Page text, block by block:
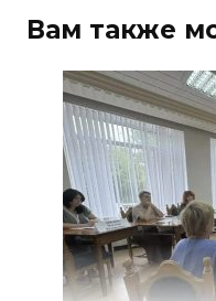
Вам также